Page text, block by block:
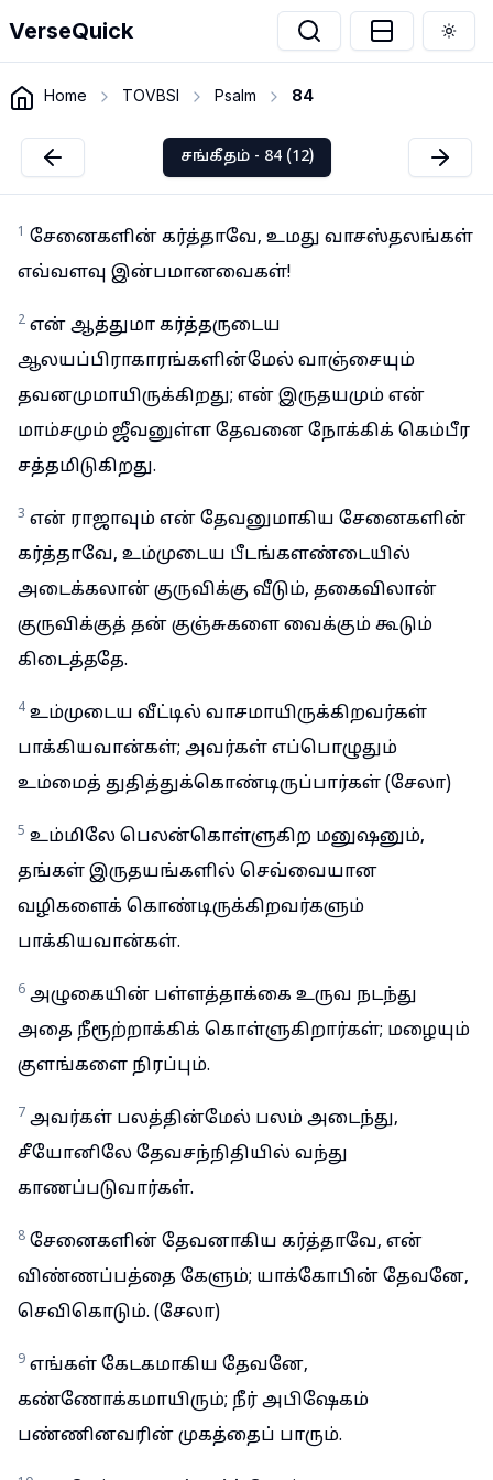
VerseQuick
Home TOVBSI Psalm 84
சங்கீதம் - 84 (12)
1 சேனைகளின் கர்த்தாவே, உமது வாசஸ்தலங்கள்
எவ்வளவு இன்பமானவைகள்!
2 என் ஆத்துமா கர்த்தருடைய
ஆலயப்பிராகாரங்களின்மேல் வாஞ்சையும்
தவனமுமாயிருக்கிறது; என் இருதயமும் என்
மாம்சமும் ஜீவனுள்ள தேவனை நோக்கிக் கெம்பீர
சத்தமிடுகிறது.
3 என் ராஜாவும் என் தேவனுமாகிய சேனைகளின்
கர்த்தாவே, உம்முடைய பீடங்களண்டையில்
அடைக்கலான் குருவிக்கு வீடும், தகைவிலான்
குருவிக்குத் தன் குஞ்சுகளை வைக்கும் கூடும்
கிடைத்ததே.
4 உம்முடைய வீட்டில் வாசமாயிருக்கிறவர்கள்
பாக்கியவான்கள்; அவர்கள் எப்பொழுதும்
உம்மைத் துதித்துக்கொண்டிருப்பார்கள் (சேலா)
5 உம்மிலே பெலன்கொள்ளுகிற மனுஷனும்,
தங்கள் இருதயங்களில் செவ்வையான
வழிகளைக் கொண்டிருக்கிறவர்களும்
பாக்கியவான்கள்.
6 அழுகையின் பள்ளத்தாக்கை உருவ நடந்து
அதை நீரூற்றாக்கிக் கொள்ளுகிறார்கள்; மழையும்
குளங்களை நிரப்பும்.
7 அவர்கள் பலத்தின்மேல் பலம் அடைந்து,
சீயோனிலே தேவசந்நிதியில் வந்து
காணப்படுவார்கள்.
8 சேனைகளின் தேவனாகிய கர்த்தாவே, என்
விண்ணப்பத்தை கேளும்; யாக்கோபின் தேவனே,
செவிகொடும். (சேலா)
9 எங்கள் கேடகமாகிய தேவனே,
கண்ணோக்கமாயிரும்; நீர் அபிஷேகம்
பண்ணினவரின் முகத்தைப் பாரும்.